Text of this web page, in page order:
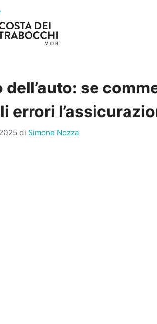
dell’auto: se
errori
di Simone Nozza